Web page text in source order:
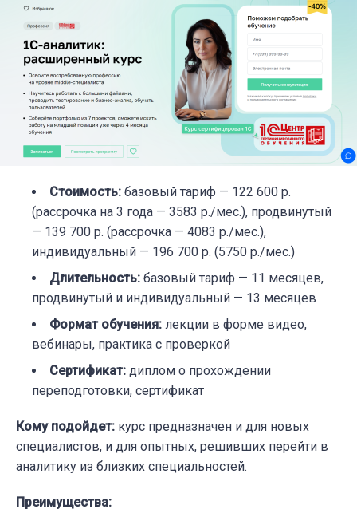
Стоимость: базовый тариф — 122 600 р.
(рассрочка на 3 года — 3583 р./мес.), продвинутый
— 139 700 р. (рассрочка — 4083 р./мес.),
индивидуальный — 196 700 р. (5750 р./мес.)
Длительность: базовый тариф — 11 месяцев,
продвинутый и индивидуальный — 13 месяцев
Формат обучения: лекции в форме видео,
вебинары, практика с проверкой
Сертификат: диплом о прохождении
переподготовки, сертификат
Кому подойдет: курс предназначен и для новых
специалистов, и для опытных, решивших перейти в
аналитику из близких специальностей.
Преимущества: